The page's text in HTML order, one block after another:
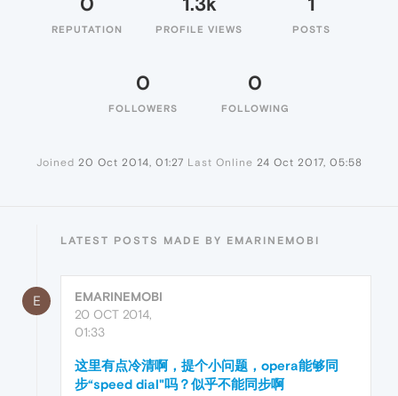
REPUTATION PROFILE VIEWS POSTS
0
FOLLOWERS
0
FOLLOWING
Joined 20 Oct 2014, 01:27 Last Online 24 Oct 2017, 05:58
LATEST POSTS MADE BY EMARINEMOBI
E
EMARINEMOBI
20 OCT 2014,
01:33
这里有点冷清啊，提个小问题，opera能够同
步“speed dial"吗？似乎不能同步啊